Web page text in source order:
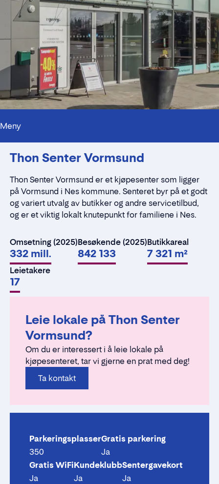
Meny
Alt du trenger å vite
Standleie
Kontaktskjema
Thon Senter Vormsund
Thon Senter Vormsund er et kjøpesenter som ligger
på Vormsund i Nes kommune. Senteret byr på et godt
og variert utvalg av butikker og andre servicetilbud,
og er et viktig lokalt knutepunkt for familiene i Nes.
Omsetning (2025)
332 mill.
Besøkende (2025)
842 133
Butikkareal
7 321 m²
Leietakere
17
Leie lokale på Thon Senter
Vormsund?
Om du er interessert i å leie lokale på
kjøpesenteret, tar vi gjerne en prat med deg!
Ta kontakt
Parkeringsplasser
350
Gratis parkering
Ja
Gratis WiFi
Ja
Kundeklubb
Ja
Sentergavekort
Ja